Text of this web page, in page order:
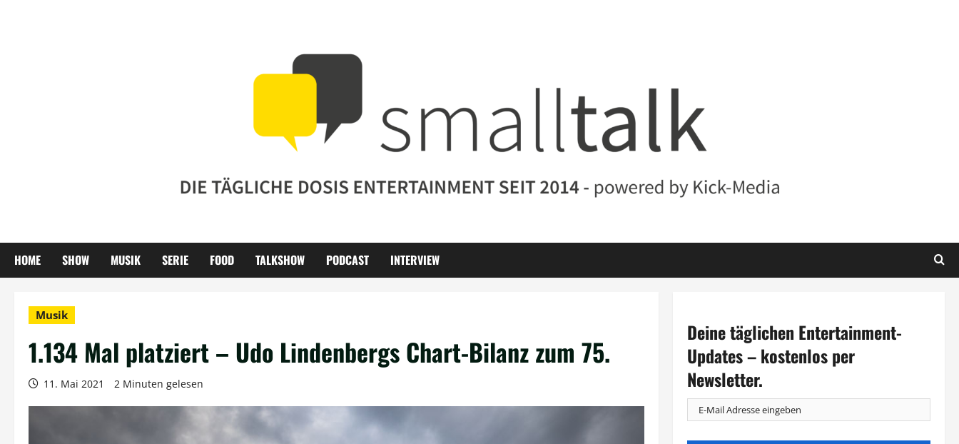
HOME SHOW MUSIK SERIE FOOD TALKSHOW PODCAST INTERVIEW
Musik
1.134 Mal platziert – Udo Lindenbergs Chart-Bilanz zum 75.
11. Mai 2021 2 Minuten gelesen
Deine täglichen Entertainment-
Updates – kostenlos per
Newsletter.